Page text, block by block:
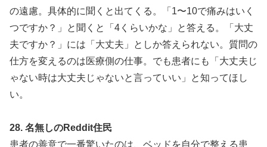
の遠慮。具体的に聞くと出てくる。「1〜10で痛みはいく
つですか？」と聞くと「4くらいかな」と答える。「大丈
夫ですか？」には「大丈夫」としか答えられない。質問の
仕方を変えるのは医療側の仕事。でも患者にも「大丈夫じ
ゃない時は大丈夫じゃないと言っていい」と知ってほし
い。
28. 名無しのReddit住民
患者の善意で一番驚いたのは、ベッドを自分で整える患